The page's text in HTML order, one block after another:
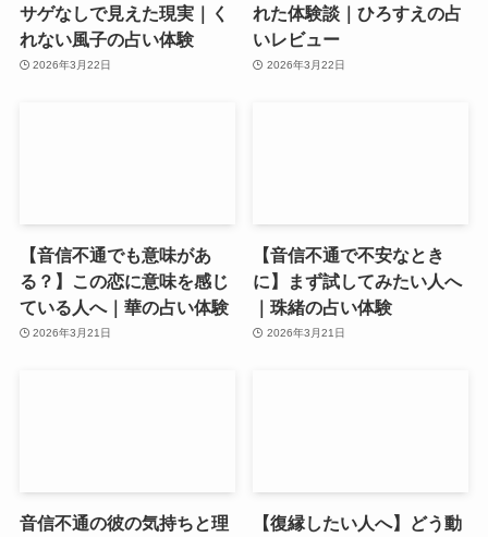
サゲなしで見えた現実｜く
れない風子の占い体験
2026年3月22日
れた体験談｜ひろすえの占
いレビュー
2026年3月22日
【音信不通でも意味があ
る？】この恋に意味を感じ
ている人へ｜華の占い体験
2026年3月21日
【音信不通で不安なとき
に】まず試してみたい人へ
｜珠緒の占い体験
2026年3月21日
音信不通の彼の気持ちと理
【復縁したい人へ】どう動